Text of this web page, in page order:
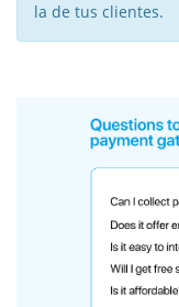
la de tus clientes.